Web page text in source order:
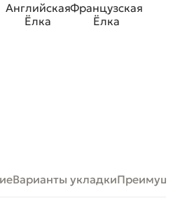
Английская
Ёлка
Французская
Ёлка
Варианты укладки